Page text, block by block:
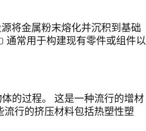
将金属粉末熔化并沉积到基础
通常用于构建现有零件或组件以
的过程。 这是一种流行的增材
行的挤压材料包括热塑性塑